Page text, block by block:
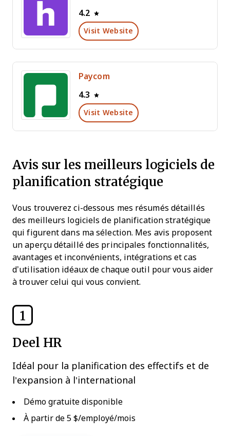
4.2
Visit Website
Paycom
4.3
Visit Website
Avis sur les meilleurs logiciels de
planification stratégique
Vous trouverez ci-dessous mes résumés détaillés
des meilleurs logiciels de planification stratégique
qui figurent dans ma sélection. Mes avis proposent
un aperçu détaillé des principales fonctionnalités,
avantages et inconvénients, intégrations et cas
d’utilisation idéaux de chaque outil pour vous aider
à trouver celui qui vous convient.
1
Deel HR
Idéal pour la planification des effectifs et de
l’expansion à l’international
Démo gratuite disponible
À partir de 5 $/employé/mois